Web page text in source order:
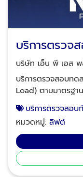
วงจรด้านงานติดตั้
สามารถดูข้อมูลบริษัทเพิ่มเติม
profile บริษัท เอ็น.
บริการตรวจ
หนักประจําปี
บริษัท เอ็น พี เอส
บริการตรวจสอบท
Load) ตามมาตรฐานความปลอดภัย ปจ. 1 พร้อมออก
ใบรับรองมาตรฐาน
อาชีพ บริการตรวจ
Maintenance) ลิฟต์
หรือแล้วแต่กำหนดต
มากกว่า 100 รายการ ให้เราเป็นผู้ดูแลความปลอด
ลิฟต์ของคุณ หลังสถานก
บริการตรวจสอ
หมวดหมู่:ลิฟต์